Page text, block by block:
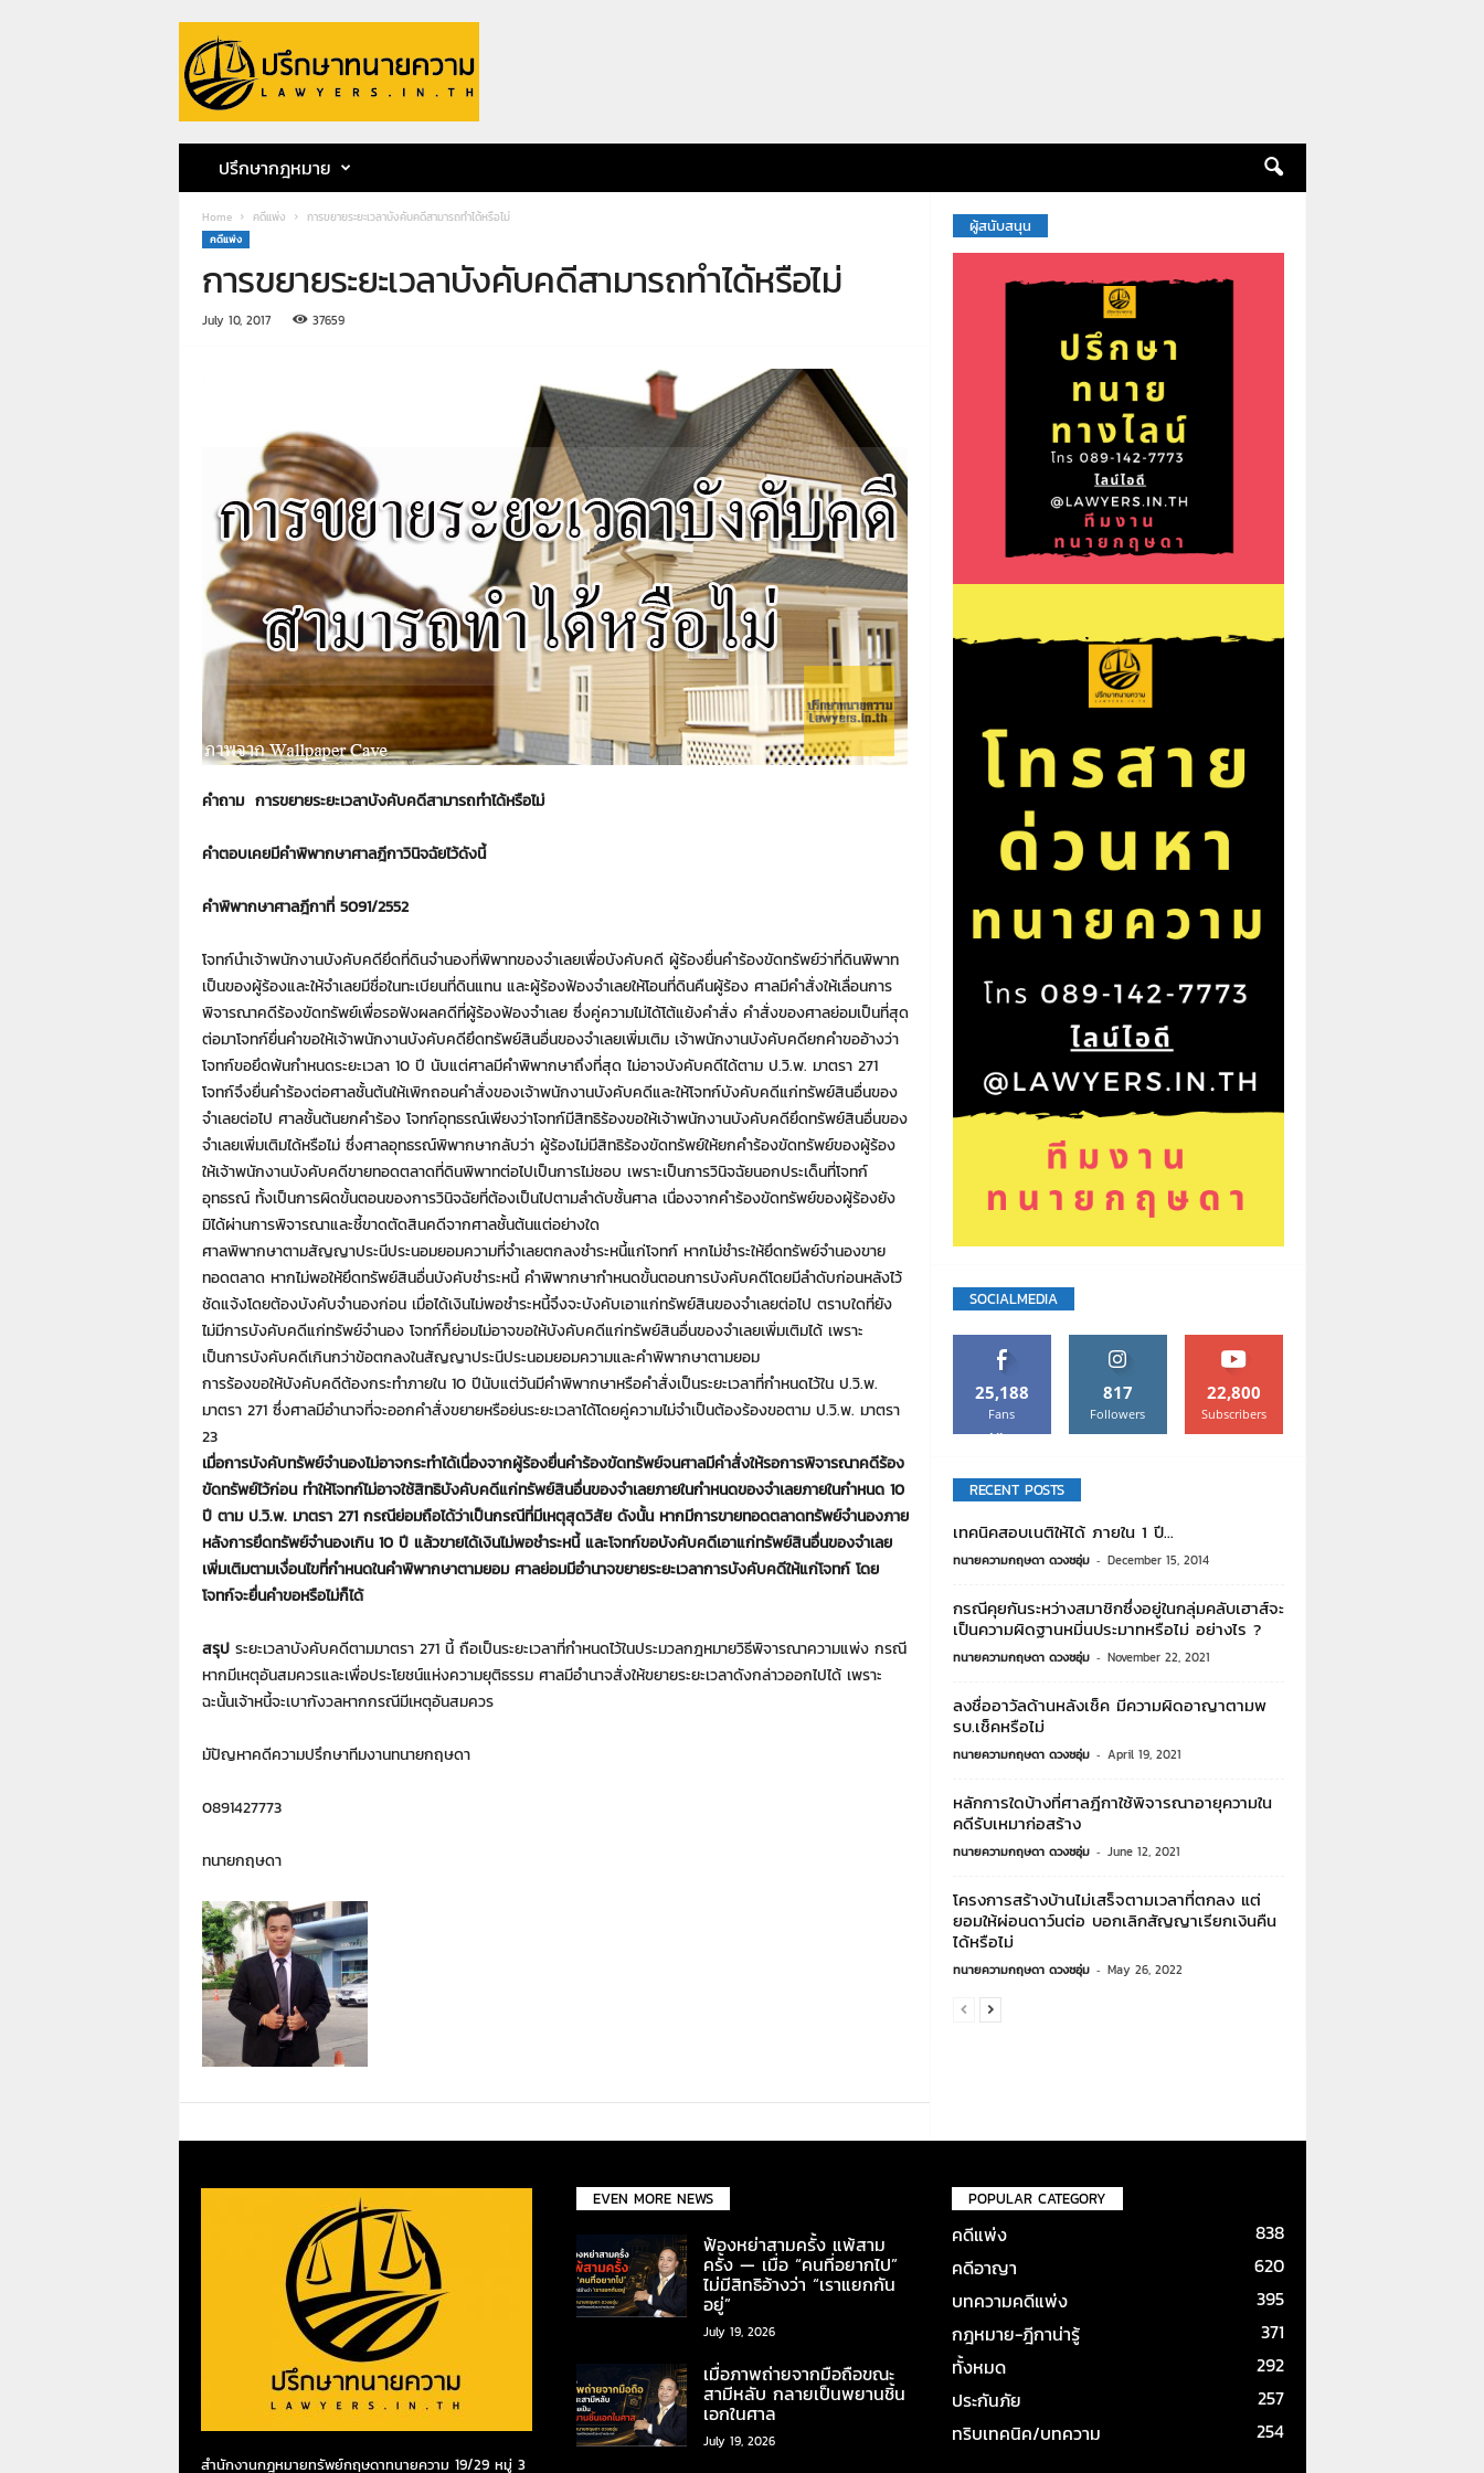
ป
ก
ษ
ปรึกษากฎหมาย
Home คดีแพ่ง การขยายระยะเวลาบังคับคดีสามารถทำได้หรือไม่
คดีแพ่ง
การขยายระยะเวลาบังคับคดีสามารถทำได้หรือไม่
July 10, 2017 37659
คำถาม การขยายระยะเวลาบังคับคดีสามารถทำได้หรือไม่
คำตอบเคยมีคำพิพากษาศาลฎีกาวินิจฉัยไว้ดังนี้
คำพิพากษาศาลฎีกาที่ 5091/2552
โจทก์นำเจ้าพนักงานบังคับคดียึดที่ดินจำนองที่พิพาทของจำเลยเพื่อบังคับคดี ผู้ร้องยื่นคำร้องขัดทรัพย์ว่าที่ดินพิพาท
เป็นของผู้ร้องและให้จำเลยมีชื่อในทะเบียนที่ดินแทน และผู้ร้องฟ้องจำเลยให้โอนที่ดินคืนผู้ร้อง ศาลมีคำสั่งให้เลื่อนการ
พิจารณาคดีร้องขัดทรัพย์เพื่อรอฟังผลคดีที่ผู้ร้องฟ้องจำเลย ซึ่งคู่ความไม่ได้โต้แย้งคำสั่ง คำสั่งของศาลย่อมเป็นที่สุด
ต่อมาโจทก์ยื่นคำขอให้เจ้าพนักงานบังคับคดียึดทรัพย์สินอื่นของจำเลยเพิ่มเติม เจ้าพนักงานบังคับคดียกคำขออ้างว่า
โจทก์ขอยึดพ้นกำหนดระยะเวลา 10 ปี นับแต่ศาลมีคำพิพากษาถึงที่สุด ไม่อาจบังคับคดีได้ตาม ป.วิ.พ. มาตรา 271
โจทก์จึงยื่นคำร้องต่อศาลชั้นต้นให้เพิกถอนคำสั่งของเจ้าพนักงานบังคับคดีและให้โจทก์บังคับคดีแก่ทรัพย์สินอื่นของ
จำเลยต่อไป ศาลชั้นต้นยกคำร้อง โจทก์อุทธรณ์เพียงว่าโจทก์มีสิทธิร้องขอให้เจ้าพนักงานบังคับคดียึดทรัพย์สินอื่นของ
จำเลยเพิ่มเติมได้หรือไม่ ซึ่งศาลอุทธรณ์พิพากษากลับว่า ผู้ร้องไม่มีสิทธิร้องขัดทรัพย์ให้ยกคำร้องขัดทรัพย์ของผู้ร้อง
ให้เจ้าพนักงานบังคับคดีขายทอดตลาดที่ดินพิพาทต่อไปเป็นการไม่ชอบ เพราะเป็นการวินิจฉัยนอกประเด็นที่โจทก์
อุทธรณ์ ทั้งเป็นการผิดขั้นตอนของการวินิจฉัยที่ต้องเป็นไปตามลำดับชั้นศาล เนื่องจากคำร้องขัดทรัพย์ของผู้ร้องยัง
มิได้ผ่านการพิจารณาและชี้ขาดตัดสินคดีจากศาลชั้นต้นแต่อย่างใด
ศาลพิพากษาตามสัญญาประนีประนอมยอมความที่จำเลยตกลงชำระหนี้แก่โจทก์ หากไม่ชำระให้ยึดทรัพย์จำนองขาย
ทอดตลาด หากไม่พอให้ยึดทรัพย์สินอื่นบังคับชำระหนี้ คำพิพากษากำหนดขั้นตอนการบังคับคดีโดยมีลำดับก่อนหลังไว้
ชัดแจ้งโดยต้องบังคับจำนองก่อน เมื่อได้เงินไม่พอชำระหนี้จึงจะบังคับเอาแก่ทรัพย์สินของจำเลยต่อไป ตราบใดที่ยัง
ไม่มีการบังคับคดีแก่ทรัพย์จำนอง โจทก์ก็ย่อมไม่อาจขอให้บังคับคดีแก่ทรัพย์สินอื่นของจำเลยเพิ่มเติมได้ เพราะ
เป็นการบังคับคดีเกินกว่าข้อตกลงในสัญญาประนีประนอมยอมความและคำพิพากษาตามยอม
การร้องขอให้บังคับคดีต้องกระทำภายใน 10 ปีนับแต่วันมีคำพิพากษาหรือคำสั่งเป็นระยะเวลาที่กำหนดไว้ใน ป.วิ.พ.
มาตรา 271 ซึ่งศาลมีอำนาจที่จะออกคำสั่งขยายหรือย่นระยะเวลาได้โดยคู่ความไม่จำเป็นต้องร้องขอตาม ป.วิ.พ. มาตรา
23
เมื่อการบังคับทรัพย์จำนองไม่อาจกระทำได้เนื่องจากผู้ร้องยื่นคำร้องขัดทรัพย์จนศาลมีคำสั่งให้รอการพิจารณาคดีร้อง
ขัดทรัพย์ไว้ก่อน ทำให้โจทก์ไม่อาจใช้สิทธิบังคับคดีแก่ทรัพย์สินอื่นของจำเลยภายในกำหนดของจำเลยภายในกำหนด 10
ปี ตาม ป.วิ.พ. มาตรา 271 กรณีย่อมถือได้ว่าเป็นกรณีที่มีเหตุสุดวิสัย ดังนั้น หากมีการขายทอดตลาดทรัพย์จำนองภาย
หลังการยึดทรัพย์จำนองเกิน 10 ปี แล้วขายได้เงินไม่พอชำระหนี้ และโจทก์ขอบังคับคดีเอาแก่ทรัพย์สินอื่นของจำเลย
เพิ่มเติมตามเงื่อนไขที่กำหนดในคำพิพากษาตามยอม ศาลย่อมมีอำนาจขยายระยะเวลาการบังคับคดีให้แก่โจทก์ โดย
โจทก์จะยื่นคำขอหรือไม่ก็ได้
สรุป ระยะเวลาบังคับคดีตามมาตรา 271 นี้ ถือเป็นระยะเวลาที่กำหนดไว้ในประมวลกฎหมายวิธีพิจารณาความแพ่ง กรณี
หากมีเหตุอันสมควรและเพื่อประโยชน์แห่งความยุติธรรม ศาลมีอำนาจสั่งให้ขยายระยะเวลาดังกล่าวออกไปได้ เพราะ
ฉะนั้นเจ้าหนี้จะเบากังวลหากกรณีมีเหตุอันสมควร
มัปัญหาคดีความปรึกษาทีมงานทนายกฤษดา
0891427773
ทนายกฤษดา
ผู้สนับสนุน
SOCIALMEDIA
25,188
Fans
Like
817
Followers
22,800
Subscribers
RECENT POSTS
เทคนิคสอบเนติให้ได้ ภายใน 1 ปี…
ทนายความกฤษดา ดวงชอุ่ม - December 15, 2014
กรณีคุยกันระหว่างสมาชิกซึ่งอยู่ในกลุ่มคลับเฮาส์จะ
เป็นความผิดฐานหมิ่นประมาทหรือไม่ อย่างไร ?
ทนายความกฤษดา ดวงชอุ่ม - November 22, 2021
ลงชื่ออาวัลด้านหลังเช็ค มีความผิดอาญาตามพ
รบ.เช็คหรือไม่
ทนายความกฤษดา ดวงชอุ่ม - April 19, 2021
หลักการใดบ้างที่ศาลฎีกาใช้พิจารณาอายุความใน
คดีรับเหมาก่อสร้าง
ทนายความกฤษดา ดวงชอุ่ม - June 12, 2021
โครงการสร้างบ้านไม่เสร็จตามเวลาที่ตกลง แต่
ยอมให้ผ่อนดาว์นต่อ บอกเลิกสัญญาเรียกเงินคืน
ได้หรือไม่
ทนายความกฤษดา ดวงชอุ่ม - May 26, 2022
สำนักงานกฎหมายทรัพย์กฤษดาทนายความ 19/29 หมู่ 3
EVEN MORE NEWS
ฟ้องหย่าสามครั้ง แพ้สาม
ครั้ง — เมื่อ “คนที่อยากไป”
ไม่มีสิทธิอ้างว่า “เราแยกกัน
อยู่”
July 19, 2026
เมื่อภาพถ่ายจากมือถือขณะ
สามีหลับ กลายเป็นพยานชิ้น
เอกในศาล
July 19, 2026
POPULAR CATEGORY
คดีแพ่ง
838
คดีอาญา
620
บทความคดีแพ่ง
395
กฎหมาย-ฎีกาน่ารู้
371
ทั้งหมด
292
ประกันภัย
257
ทริบเทคนิค/บทความ
254